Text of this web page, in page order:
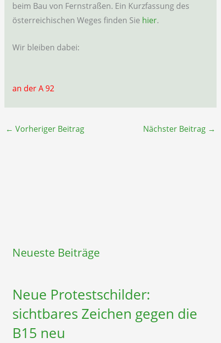
beim Bau von Fernstraßen. Ein Kurzfassung des
österreichischen Weges finden Sie hier.
Wir bleiben dabei:
an der A 92
← Vorheriger Beitrag Nächster Beitrag →
Neueste Beiträge
Neue Protestschilder:
sichtbares Zeichen gegen die
B15 neu